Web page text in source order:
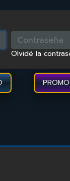
Olvidé la